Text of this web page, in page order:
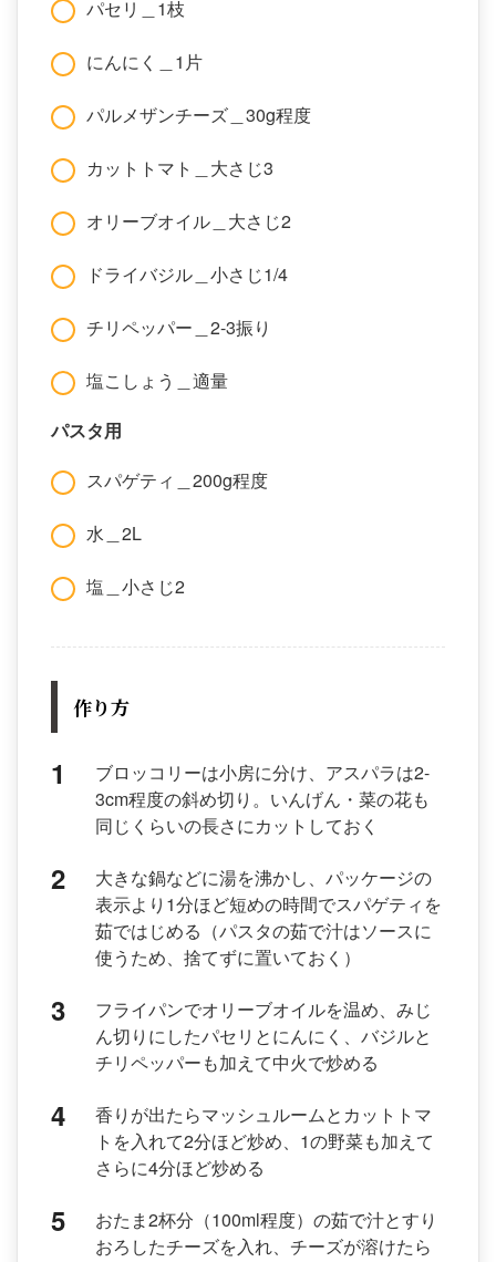
パセリ＿1枝
にんにく＿1片
パルメザンチーズ＿30g程度
カットトマト＿大さじ3
オリーブオイル＿大さじ2
ドライバジル＿小さじ1/4
チリペッパー＿2-3振り
塩こしょう＿適量
パスタ用
スパゲティ＿200g程度
水＿2L
塩＿小さじ2
作り方
ブロッコリーは小房に分け、アスパラは2-
3cm程度の斜め切り。いんげん・菜の花も
同じくらいの長さにカットしておく
大きな鍋などに湯を沸かし、パッケージの
表示より1分ほど短めの時間でスパゲティを
茹ではじめる（パスタの茹で汁はソースに
使うため、捨てずに置いておく）
フライパンでオリーブオイルを温め、みじ
ん切りにしたパセリとにんにく、バジルと
チリペッパーも加えて中火で炒める
香りが出たらマッシュルームとカットトマ
トを入れて2分ほど炒め、1の野菜も加えて
さらに4分ほど炒める
おたま2杯分（100ml程度）の茹で汁とすり
おろしたチーズを入れ、チーズが溶けたら